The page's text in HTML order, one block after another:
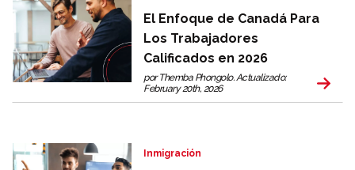
El Enfoque de Canadá Para
Los Trabajadores
Calificados en 2026
por Themba Phongolo. Actualizado:
February 20th, 2026
Inmigración